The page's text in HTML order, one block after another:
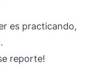
es practicando,
reporte!